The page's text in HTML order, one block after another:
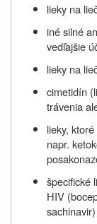
lieky na
iné silné
vedľajšie
lieky na
cimetidín
trávenia
lieky,
napr.
špecifické
HIV
sachinavir)